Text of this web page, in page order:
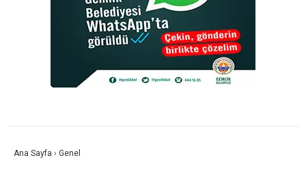
Ana Sayfa › Genel